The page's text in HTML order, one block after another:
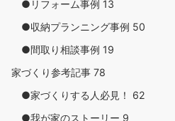
●リフォーム事例 13
●収納プランニング事例 50
●間取り相談事例 19
家づくり参考記事 78
●家づくりする人必見！ 62
●我が家のストーリー 9